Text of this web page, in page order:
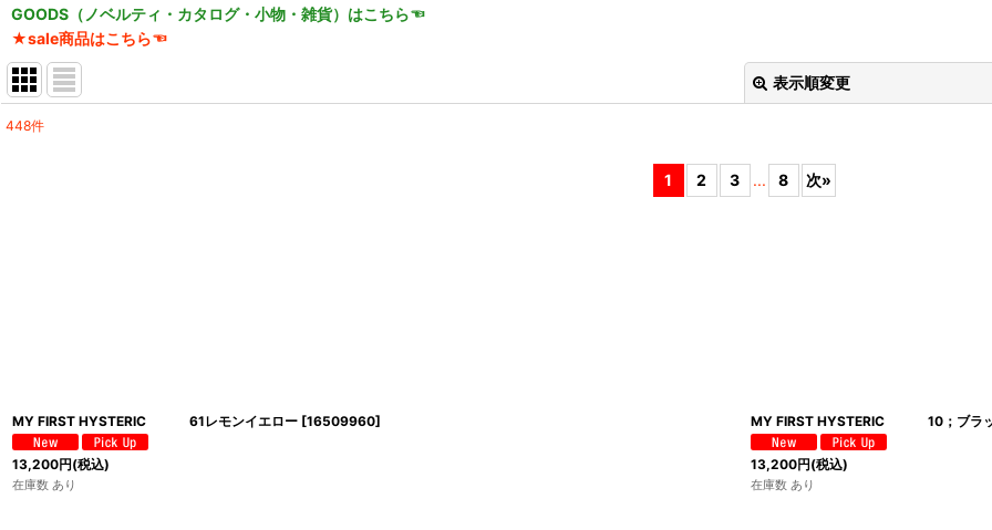
GOODS（ノベルティ・カタログ・小物・雑貨）はこちら☜
★sale商品はこちら☜
表示順変更
448件
1 2 3 ... 8 次»
MY FIRST HYSTERIC 61レモンイエロー [16509960]
13,200円(税込)
在庫数 あり
MY FIRST HYSTERIC 10；ブラ
13,200円(税込)
在庫数 あり